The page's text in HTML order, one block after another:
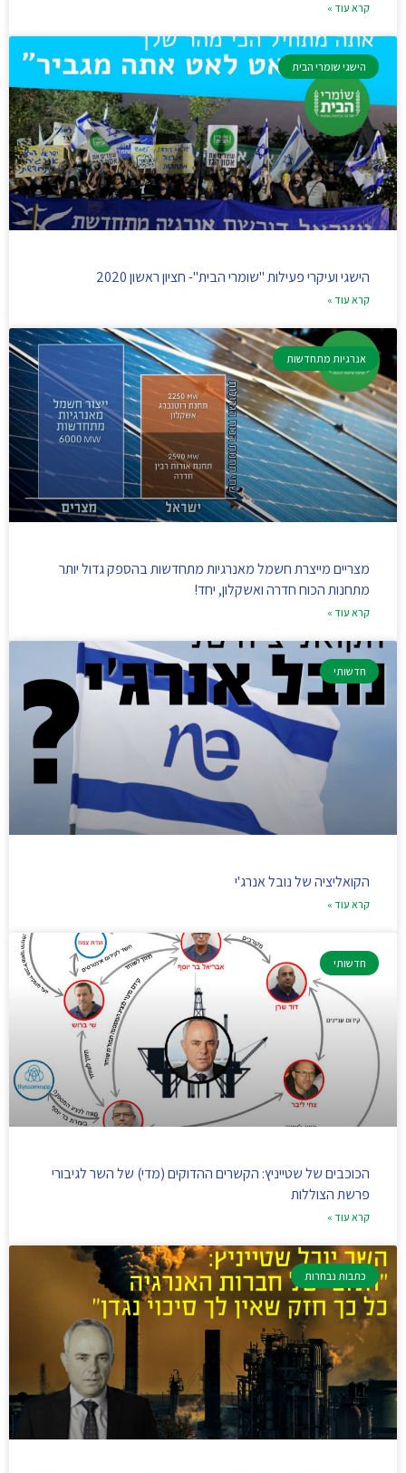
קרא עוד »
הישגי שומרי הבית
הישגי ועיקרי פעילות "שומרי הבית"- חציון ראשון 2020
קרא עוד »
אנרגיות מתחדשות
מצריים מייצרת חשמל מאנרגיות מתחדשות בהספק גדול יותר
מתחנות הכוח חדרה ואשקלון, יחד!
קרא עוד »
חדשותי
הקואליציה של נובל אנרג'י
קרא עוד »
חדשותי
הכוכבים של שטייניץ: הקשרים ההדוקים (מדי) של השר לגיבורי
פרשת הצוללות
קרא עוד »
כתבות נבחרות